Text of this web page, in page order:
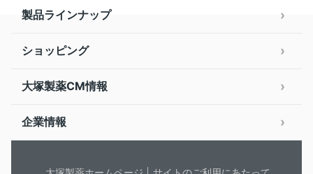
製品ラインナップ
ショッピング
大塚製薬CM情報
企業情報